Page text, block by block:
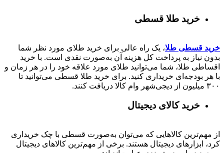
خرید طلا قسطی
خرید قسطی طلا، یک راه عالی برای خرید طلای مورد نظر شما
بدون نیاز به پرداخت کل هزینه آن به‌صورت نقدی است. با خرید
اقساطی طلا، شما می‌توانید طلای مورد علاقه خود را در هر زمان و
با هر بودجه‌ای خریداری کنید. برای خرید طلا قسطی می‌توانید تا
۳۰۰ میلیون از دیجی‌شهر وام کالا دریافت کنند.
خرید کالای دیجیتال
از مهم‌ترین کالاهایی که می‌توان به‌صورت قسطی با چک خریداری
کرد، ابزارهای دیجیتال هستند. برخی از مهم‌ترین کالاهای دیجیتال